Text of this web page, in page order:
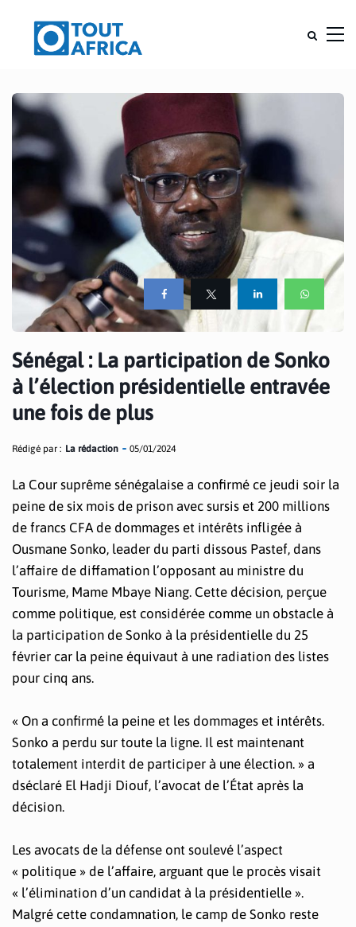
Sénégal : La participation de Sonko
à l’élection présidentielle entravée
une fois de plus
Rédigé par : La rédaction 05/01/2024
La Cour suprême sénégalaise a confirmé ce jeudi soir la
peine de six mois de prison avec sursis et 200 millions
de francs CFA de dommages et intérêts infligée à
Ousmane Sonko, leader du parti dissous Pastef, dans
l’affaire de diffamation l’opposant au ministre du
Tourisme, Mame Mbaye Niang. Cette décision, perçue
comme politique, est considérée comme un obstacle à
la participation de Sonko à la présidentielle du 25
février car la peine équivaut à une radiation des listes
pour cinq ans.
« On a confirmé la peine et les dommages et intérêts.
Sonko a perdu sur toute la ligne. Il est maintenant
totalement interdit de participer à une élection. » a
dséclaré El Hadji Diouf, l’avocat de l’État après la
décision.
Les avocats de la défense ont soulevé l’aspect
« politique » de l’affaire, arguant que le procès visait
« l’élimination d’un candidat à la présidentielle ».
Malgré cette condamnation, le camp de Sonko reste